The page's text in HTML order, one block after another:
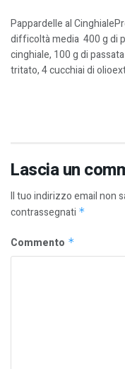
Pappardelle al
difficoltà media 400 g di
cinghiale, 100 g di
tritato, 4 cucchiai di
Lascia un
Il tuo indirizzo email non
contrassegnati *
Commento *